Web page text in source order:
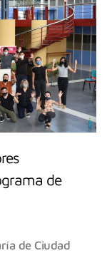
de
de Ciudad